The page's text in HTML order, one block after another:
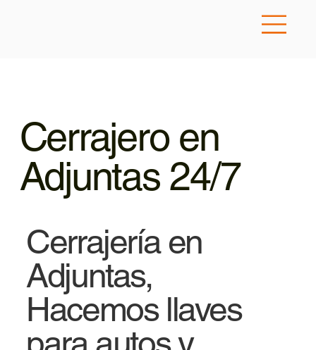
Cerrajería en
Adjuntas,
Hacemos llaves
Cerrajero en
Adjuntas 24/7